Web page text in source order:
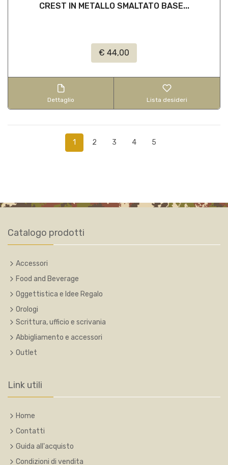
CREST IN METALLO SMALTATO BASE...
€ 44,00
Dettaglio Lista desideri
1 2 3 4 5
Catalogo prodotti
Accessori
Food and Beverage
Oggettistica e Idee Regalo
Orologi
Scrittura, ufficio e scrivania
Abbigliamento e accessori
Outlet
Link utili
Home
Contatti
Guida all'acquisto
Condizioni di vendita